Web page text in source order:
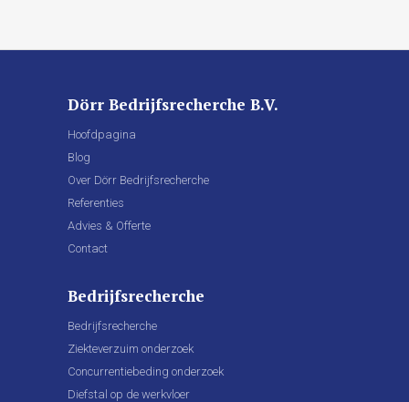
Dörr Bedrijfsrecherche B.V.
Hoofdpagina
Blog
Over Dörr Bedrijfsrecherche
Referenties
Advies & Offerte
Contact
Bedrijfsrecherche
Bedrijfsrecherche
Ziekteverzuim onderzoek
Concurrentiebeding onderzoek
Diefstal op de werkvloer